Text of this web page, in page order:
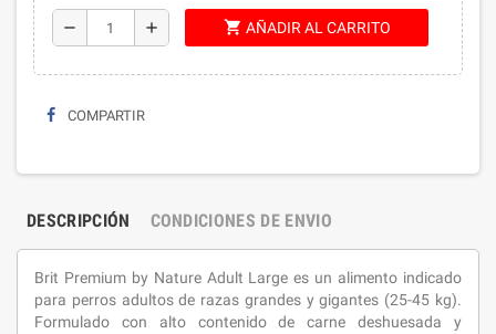
remove add shopping_cart AÑADIR AL CARRITO
COMPARTIR
DESCRIPCIÓN CONDICIONES DE ENVIO
Brit Premium by Nature Adult Large es un alimento indicado
para perros adultos de razas grandes y gigantes (25-45 kg).
Formulado con alto contenido de carne deshuesada y